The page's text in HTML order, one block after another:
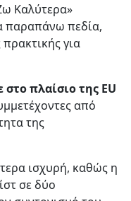
Καλύτερα»
παραπάνω πεδία,
για
πλαίσιο της EU
από
της
ισχυρή, καθώς η
σε δύο